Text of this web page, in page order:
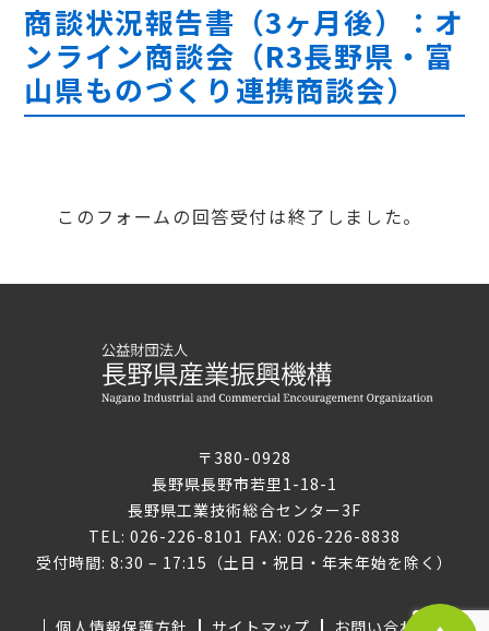
商談状況報告書（3ヶ月後）：オ
ンライン商談会（R3長野県・富
山県ものづくり連携商談会）
このフォームの回答受付は終了しました。
〒380-0928
長野県長野市若里1-18-1
長野県工業技術総合センター3F
TEL: 026-226-8101 FAX: 026-226-8838
受付時間: 8:30 – 17:15（土日・祝日・年末年始を除く）
個人情報保護方針 サイトマップ お問い合わせ